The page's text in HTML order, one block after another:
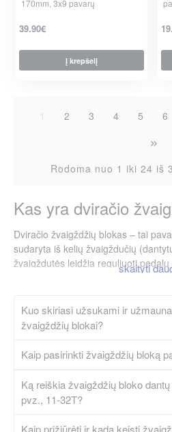
170mm, 3x9 pavarų
39.90€
Į krepšelį
1 2 3 4 5 6
Rodoma nuo 1 iki 24 iš
Kas yra dviračio
Dviračio žvaigždžių blokas – tai
sudaryta iš kelių žvaigždučių
žvaigždutės leidžia reguliuoti
dviratininkas gali lengviau minti į
sistema, todėl jo pasirinkimas turi
kokybei, pavarų diapazonui ir
kuriais slysta dviračio
skirtingą dantų skaičių,
Pagrindo: jis tvirtinamas prie
Kuo skiriasi užsukami ir
žvaigždžių blokai?
Kaip pasirinkti žvaigždžių bloką
Ką reiškia žvaigždžių bloko
pvz., 11-32T?
Kaip prižiūrėti ir kada keisti